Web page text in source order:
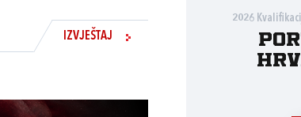
IZVJEŠTAJ
2026